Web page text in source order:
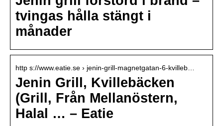
tvingas hålla stängt i
månader
http s://www.eatie.se › jenin-grill-magnetgatan-6-kvilleb…
Jenin Grill, Kvillebäcken
(Grill, Från Mellanöstern,
Halal … – Eatie